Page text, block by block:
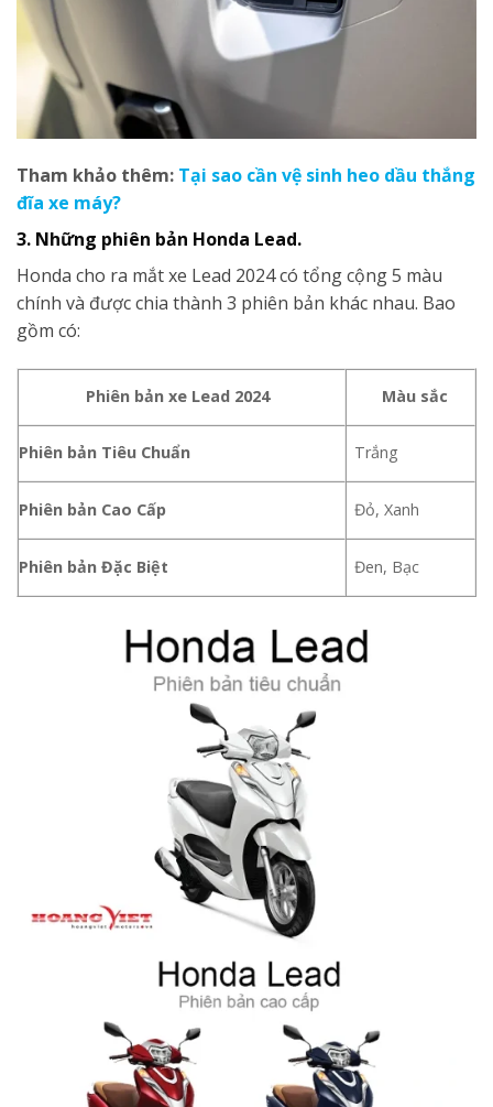
Tham khảo thêm: Tại sao cần vệ sinh heo dầu thắng
đĩa xe máy?
3. Những phiên bản Honda Lead.
Honda cho ra mắt xe Lead 2024 có tổng cộng 5 màu
chính và được chia thành 3 phiên bản khác nhau. Bao
gồm có:
Phiên bản xe Lead 2024 Màu sắc
Phiên bản Tiêu Chuẩn Trắng
Phiên bản Cao Cấp Đỏ, Xanh
Phiên bản Đặc Biệt Đen, Bạc